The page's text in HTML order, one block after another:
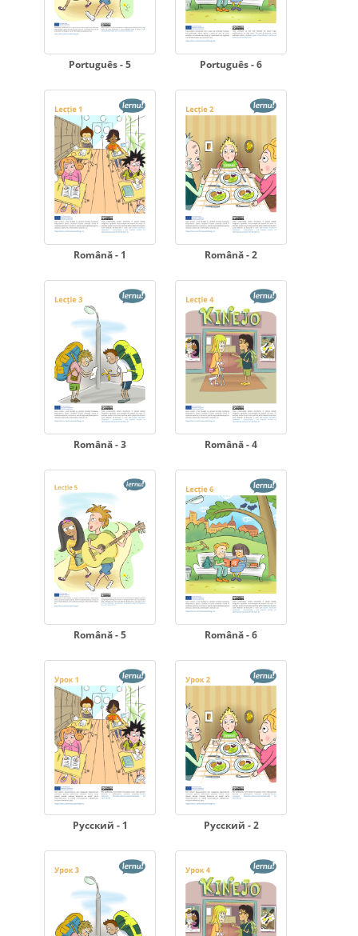
Português - 5 Português - 6
Română - 1 Română - 2
Română - 3 Română - 4
Română - 5 Română - 6
Русский - 1 Русский - 2